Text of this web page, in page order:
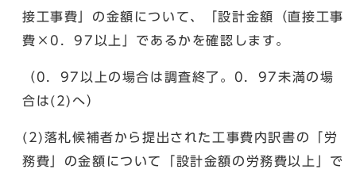
接工事費」の金額について、「設計金額（直接工事
費×0．97以上」であるかを確認します。
（0．97以上の場合は調査終了。0．97未満の場
合は(2)へ）
(2)落札候補者から提出された工事費内訳書の「労
務費」の金額について「設計金額の労務費以上」で